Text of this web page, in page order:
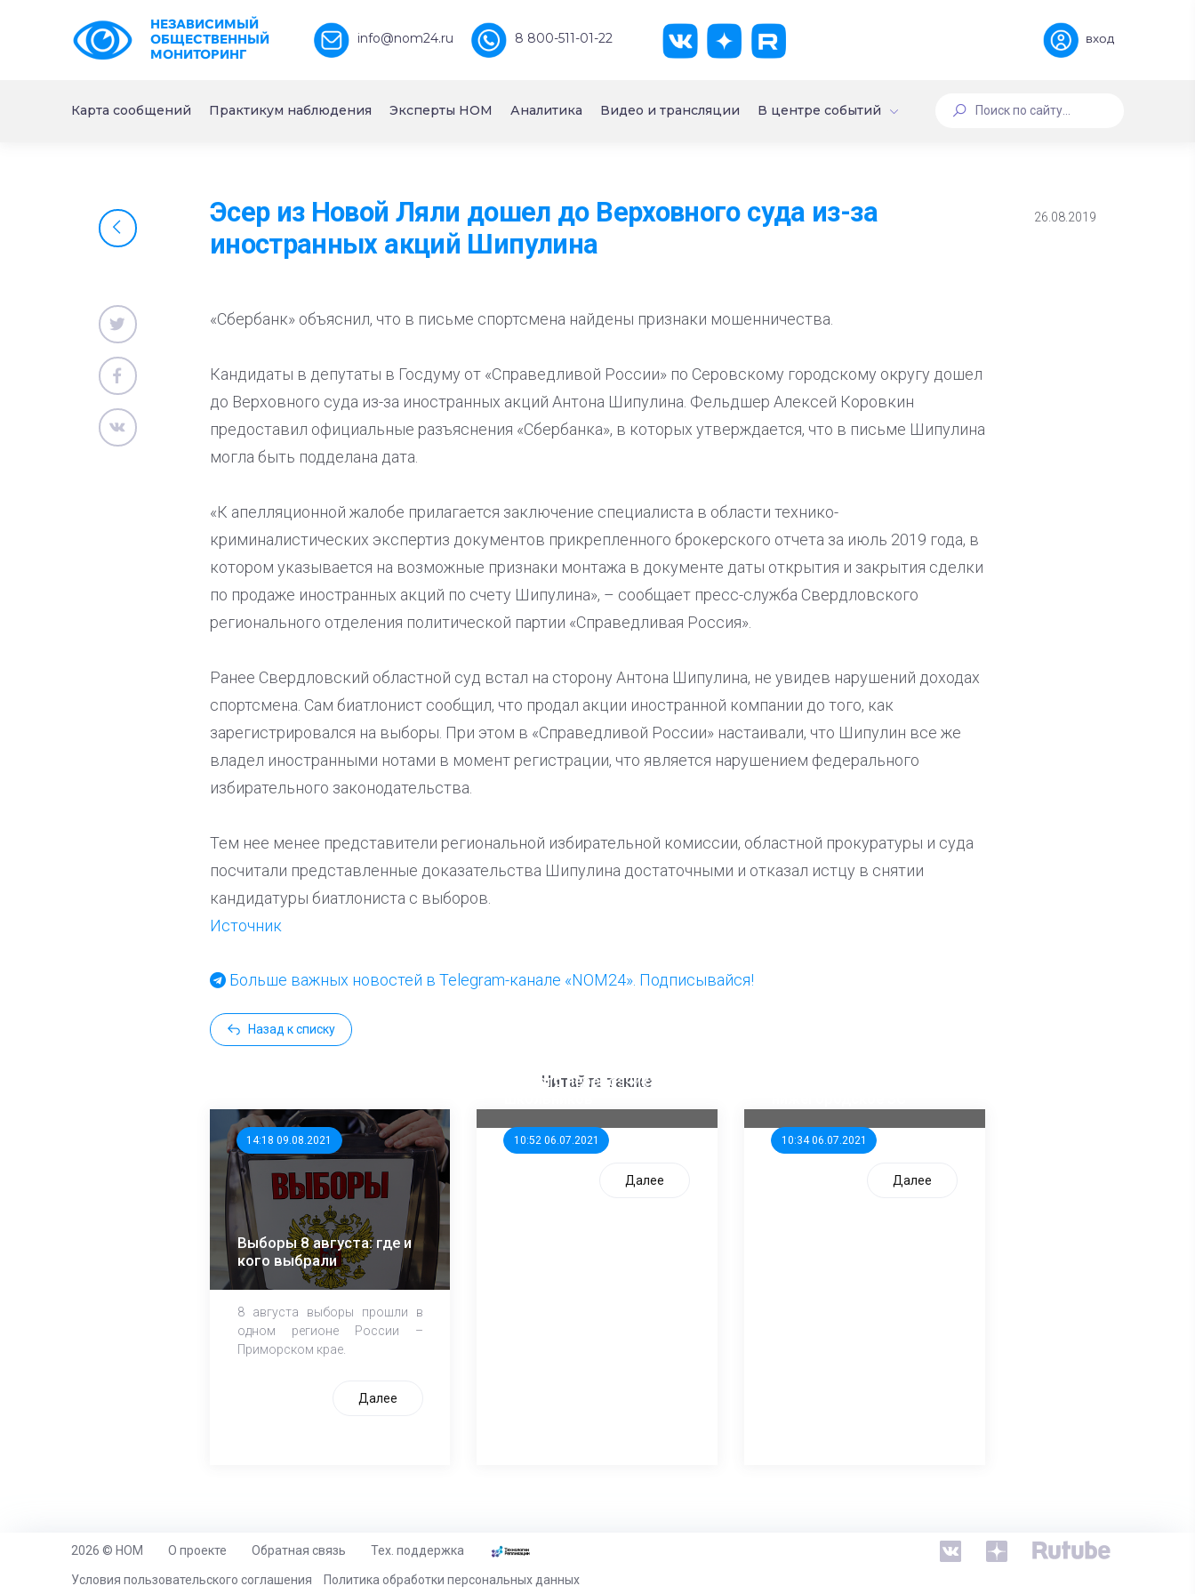
НЕЗАВИСИМЫЙ
ОБЩЕСТВЕННЫЙ
МОНИТОРИНГ
info@nom24.ru 8 800-511-01-22 вход
Карта сообщений Практикум наблюдения Эксперты НОМ Аналитика Видео и трансляции В центре событий
Эсер из Новой Ляли дошел до Верховного суда из-за
иностранных акций Шипулина
26.08.2019
«Сбербанк» объяснил, что в письме спортсмена найдены признаки мошенничества.
Кандидаты в депутаты в Госдуму от «Справедливой России» по Серовскому городскому округу дошел
до Верховного суда из-за иностранных акций Антона Шипулина. Фельдшер Алексей Коровкин
предоставил официальные разъяснения «Сбербанка», в которых утверждается, что в письме Шипулина
могла быть подделана дата.
«К апелляционной жалобе прилагается заключение специалиста в области технико-
криминалистических экспертиз документов прикрепленного брокерского отчета за июль 2019 года, в
котором указывается на возможные признаки монтажа в документе даты открытия и закрытия сделки
по продаже иностранных акций по счету Шипулина», – сообщает пресс-служба Свердловского
регионального отделения политической партии «Справедливая Россия».
Ранее Свердловский областной суд встал на сторону Антона Шипулина, не увидев нарушений доходах
спортсмена. Сам биатлонист сообщил, что продал акции иностранной компании до того, как
зарегистрировался на выборы. При этом в «Справедливой России» настаивали, что Шипулин все же
владел иностранными нотами в момент регистрации, что является нарушением федерального
избирательного законодательства.
Тем нее менее представители региональной избирательной комиссии, областной прокуратуры и суда
посчитали представленные доказательства Шипулина достаточными и отказал истцу в снятии
кандидатуры биатлониста с выборов.
Источник
Больше важных новостей в Telegram-канале «NOM24». Подписывайся!
Назад к списку
Читайте также
14:18 09.08.2021
Выборы 8 августа: где и
кого выбрали
8 августа выборы прошли в
одном регионе России –
Приморском крае.
Далее
10:52 06.07.2021
единого перевозчика для
Далее
10:34 06.07.2021
Далее
https://www.high-endrolex.com/26
2026 © НОМ О проекте Обратная связь Тех. поддержка
Условия пользовательского соглашения Политика обработки персональных данных